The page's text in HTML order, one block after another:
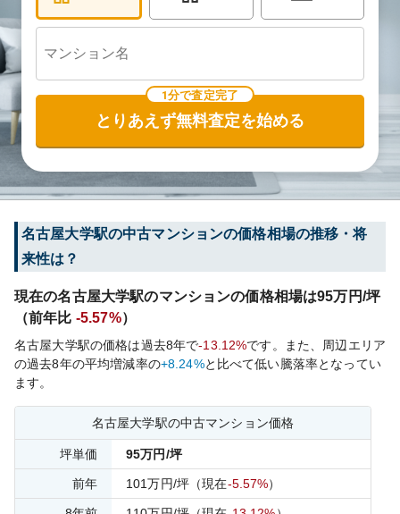
1分で査定完了
とりあえず無料査定を始める
名古屋大学駅の中古マンションの価格相場の推移・将
来性は？
現在の名古屋大学駅のマンションの価格相場は95万円/坪
（前年比 -5.57%）
名古屋大学駅の価格は過去8年で-13.12%です。
また、周辺エリア
の過去8年の平均増減率の+8.24%と比べて低い騰落率となってい
ます。
名古屋大学駅の中古マンション価格
坪単価 95万円/坪
前年 101万円/坪 （現在-5.57%）